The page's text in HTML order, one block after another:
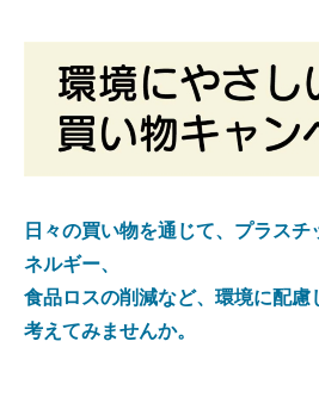
日々の買い物を通じて、プラス
ネルギー、
食品ロスの削減など、環境に配慮
考えてみませんか。